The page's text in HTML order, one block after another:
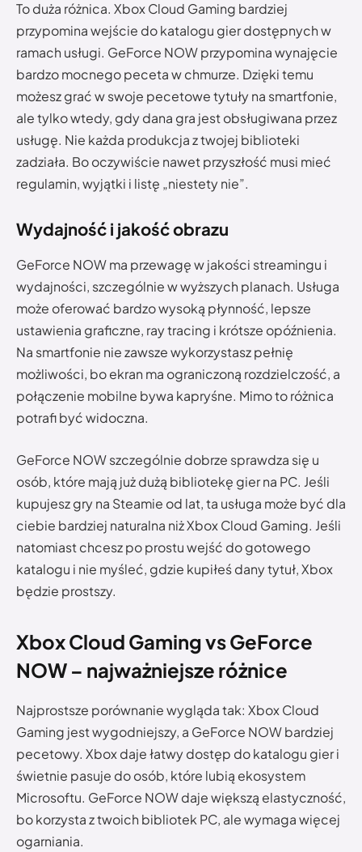
To duża różnica. Xbox Cloud Gaming bardziej
przypomina wejście do katalogu gier dostępnych w
ramach usługi. GeForce NOW przypomina wynajęcie
bardzo mocnego peceta w chmurze. Dzięki temu
możesz grać w swoje pecetowe tytuły na smartfonie,
ale tylko wtedy, gdy dana gra jest obsługiwana przez
usługę. Nie każda produkcja z twojej biblioteki
zadziała. Bo oczywiście nawet przyszłość musi mieć
regulamin, wyjątki i listę „niestety nie”.
Wydajność i jakość obrazu
GeForce NOW ma przewagę w jakości streamingu i
wydajności, szczególnie w wyższych planach. Usługa
może oferować bardzo wysoką płynność, lepsze
ustawienia graficzne, ray tracing i krótsze opóźnienia.
Na smartfonie nie zawsze wykorzystasz pełnię
możliwości, bo ekran ma ograniczoną rozdzielczość, a
połączenie mobilne bywa kapryśne. Mimo to różnica
potrafi być widoczna.
GeForce NOW szczególnie dobrze sprawdza się u
osób, które mają już dużą bibliotekę gier na PC. Jeśli
kupujesz gry na Steamie od lat, ta usługa może być dla
ciebie bardziej naturalna niż Xbox Cloud Gaming. Jeśli
natomiast chcesz po prostu wejść do gotowego
katalogu i nie myśleć, gdzie kupiłeś dany tytuł, Xbox
będzie prostszy.
Xbox Cloud Gaming vs GeForce
NOW – najważniejsze różnice
Najprostsze porównanie wygląda tak: Xbox Cloud
Gaming jest wygodniejszy, a GeForce NOW bardziej
pecetowy. Xbox daje łatwy dostęp do katalogu gier i
świetnie pasuje do osób, które lubią ekosystem
Microsoftu. GeForce NOW daje większą elastyczność,
bo korzysta z twoich bibliotek PC, ale wymaga więcej
ogarniania.